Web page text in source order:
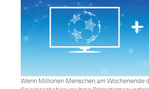
Wenn Millionen Menschen am Wochenende